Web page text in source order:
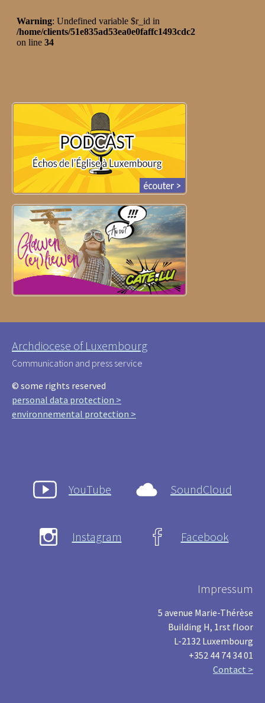
Archdiocese of Luxembourg
Communication and press service
© some rights reserved
personal data protection >
environnemental protection >
YouTube SoundCloud
Instagram Facebook
Impressum
5 avenue Marie-Thérèse
Building H, 1rst floor
L-2132 Luxembourg
+352 44 74 34 01
Contact >